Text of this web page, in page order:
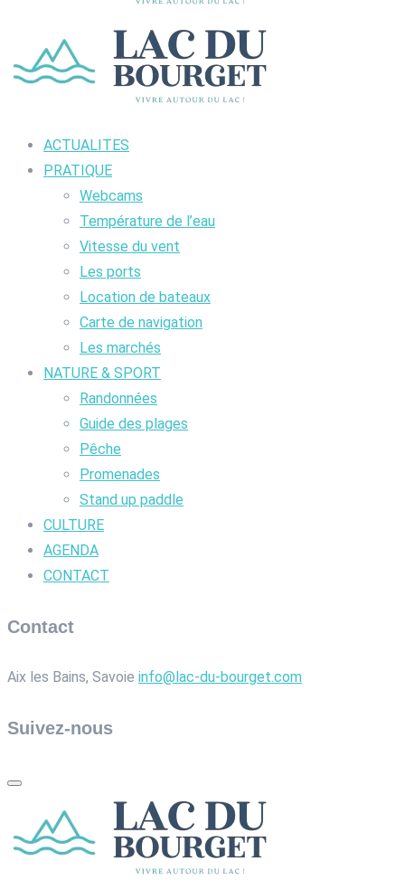
ACTUALITES
PRATIQUE
Webcams
Température de l’eau
Vitesse du vent
Les ports
Location de bateaux
Carte de navigation
Les marchés
NATURE & SPORT
Randonnées
Guide des plages
Pêche
Promenades
Stand up paddle
CULTURE
AGENDA
CONTACT
Contact
Aix les Bains, Savoie info@lac-du-bourget.com
Suivez-nous